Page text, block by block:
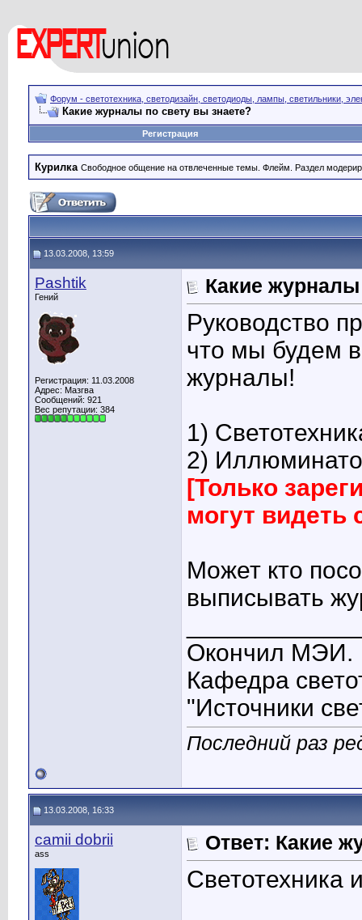
Форум - светотехника, светодизайн, светодиоды, лампы, светильники,
Какие журналы по свету вы знаете?
Регистрация
Курилка Свободное общение на отвлеченные темы. Флейм. Раздел
13.03.2008, 13:59
Pashtik
Гений
Регистрация: 11.03.2008
Адрес: Мазгва
Сообщений: 921
Вес репутации: 384
Какие
Руководство
что мы будем
журналы!
1)
2)
[Только
могут
Может кто
выписывать
Окончил МЭИ.
Кафедра
"Источники
Последний раз
13.03.2008, 16:33
camii dobrii
ass Ответ: Какие
Светотехника